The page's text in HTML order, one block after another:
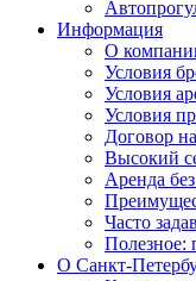
Информация
О
Условия
Условия
Условия
Договор
Высокий
Аренда
Часто
Полезное:
О Санкт-